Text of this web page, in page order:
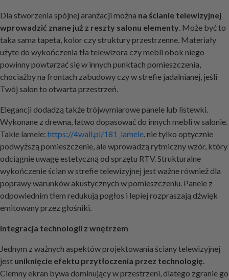
Dla stworzenia spójnej aranżacji można na ścianie telewizyjnej
wprowadzić znane już z reszty salonu elementy. Może być to
taka sama tapeta, kolor czy struktury przestrzenne. Materiały
użyte do wykończenia tła telewizora czy mebli obok niego
powinny powtarzać się w innych punktach pomieszczenia,
chociażby na frontach zabudowy czy w strefie jadalnianej, jeśli
Twój salon to otwarta przestrzeń.
Elegancji dodadzą także trójwymiarowe panele lub listewki.
Wykonane z drewna, łatwo dopasować do innych mebli w salonie.
Takie lamele: https://4wall.pl/181_lamele, nie tylko optycznie
podwyższą pomieszczenie, ale wprowadzą rytmiczny wzór, który
odciągnie uwagę estetyczną od sprzętu RTV. Strukturalne
wykończenie ścian w strefie telewizyjnej jest ważne również dla
poprawy warunków akustycznych w pomieszczeniu. Panele z
odpowiednim tłem redukują pogłos i lepiej rozpraszają dźwięk
emitowany przez głośniki.
Integracja technologii z wnętrzem
Jednym z ważnych aspektów projektowania ściany telewizyjnej
jest uniknięcie efektu przytłoczenia przez technologię.
Ciemny ekran bywa dominujący w przestrzeni, dlatego zgranie go